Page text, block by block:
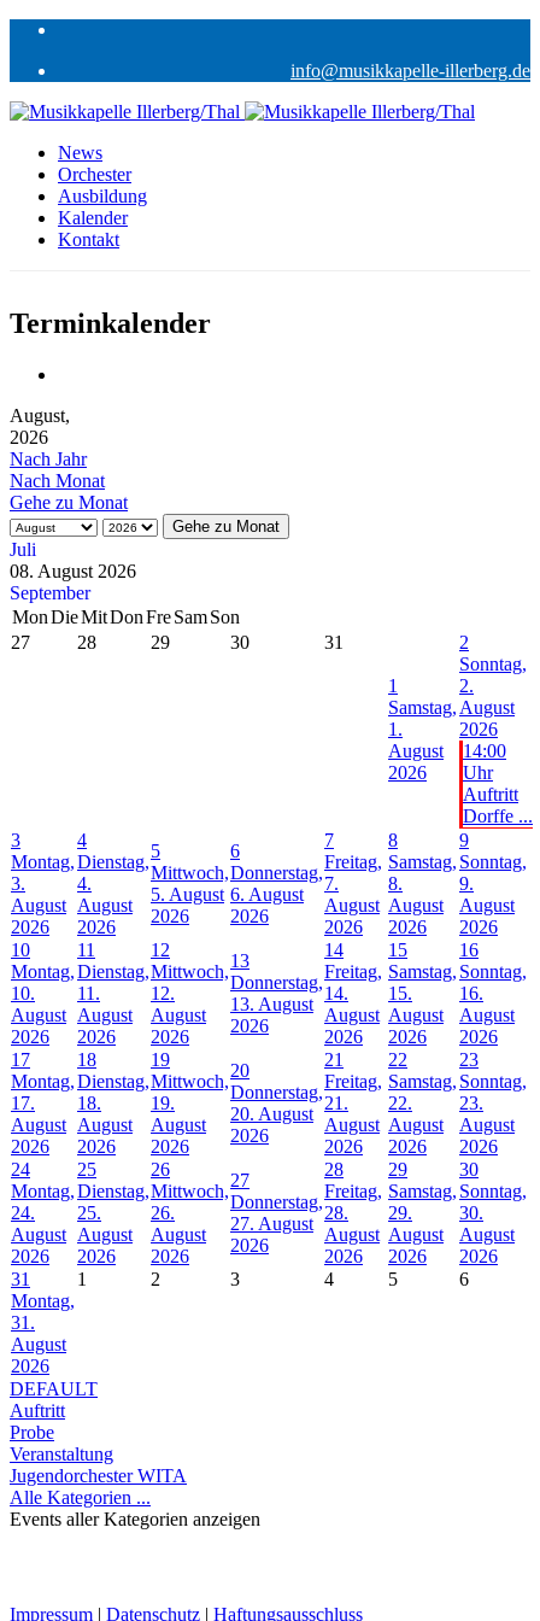
info@musikkapelle-illerberg.de
News
Orchester
Ausbildung
Kalender
Kontakt
Terminkalender
August,
2026
Nach Jahr
Nach Monat
Gehe zu Monat
Gehe zu Monat
Juli
08. August 2026
September
MonDieMitDonFreSamSon
27
28 29 30 31
1
Samstag,
1.
August
2026
2
Sonntag,
2.
August
2026
14:00
Uhr
Auftritt
Dorffe ...
3
Montag,
3.
August
2026
4
Dienstag,
4.
August
2026
5
Mittwoch,
5. August
2026
6
Donnerstag,
6. August
2026
7
Freitag,
7.
August
2026
8
Samstag,
8.
August
2026
9
Sonntag,
9.
August
2026
10
Montag,
10.
August
2026
11
Dienstag,
11.
August
2026
12
Mittwoch,
12.
August
2026
13
Donnerstag,
13. August
2026
14
Freitag,
14.
August
2026
15
Samstag,
15.
August
2026
16
Sonntag,
16.
August
2026
17
Montag,
17.
August
2026
18
Dienstag,
18.
August
2026
19
Mittwoch,
19.
August
2026
20
Donnerstag,
20. August
2026
21
Freitag,
21.
August
2026
22
Samstag,
22.
August
2026
23
Sonntag,
23.
August
2026
24
Montag,
24.
August
2026
25
Dienstag,
25.
August
2026
26
Mittwoch,
26.
August
2026
27
Donnerstag,
27. August
2026
28
Freitag,
28.
August
2026
29
Samstag,
29.
August
2026
30
Sonntag,
30.
August
2026
31
Montag,
31.
August
2026
1 2 3 4 5 6
DEFAULT
Auftritt
Probe
Veranstaltung
Jugendorchester WITA
Alle Kategorien ...
Events aller Kategorien anzeigen
Impressum | Datenschutz | Haftungsausschluss